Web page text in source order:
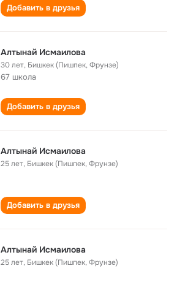
Добавить в друзья
Алтынай Исмаилова
30 лет, Бишкек (Пишпек, Фрунзе)
67 школа
Добавить в друзья
Алтынай Исмаилова
25 лет, Бишкек (Пишпек, Фрунзе)
Добавить в друзья
Алтынай Исмаилова
25 лет, Бишкек (Пишпек, Фрунзе)